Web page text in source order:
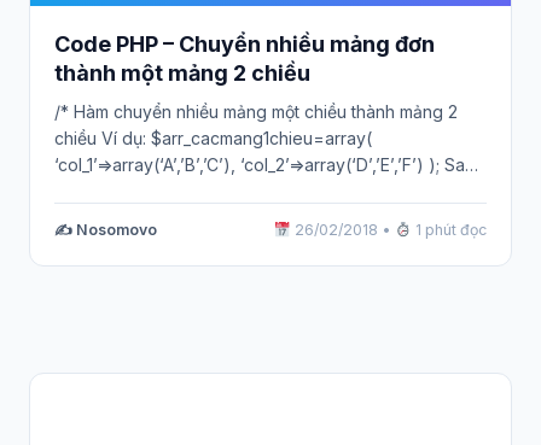
Code PHP – Chuyển nhiều mảng đơn
thành một mảng 2 chiều
/* Hàm chuyển nhiều mảng một chiều thành mảng 2
chiều Ví dụ: $arr_cacmang1chieu=array(
‘col_1’=>array(‘A’,’B’,’C’), ‘col_2’=>array(‘D’,’E’,’F’) ); Sau
✍️ Nosomovo 26/02/2018 • 1 phút đọc